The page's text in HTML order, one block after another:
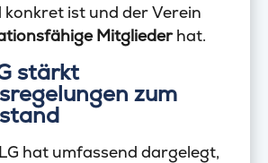
konkret ist und der Verein
Mitgliederhat.
stärkt
zum
hat umfassend dargelegt,